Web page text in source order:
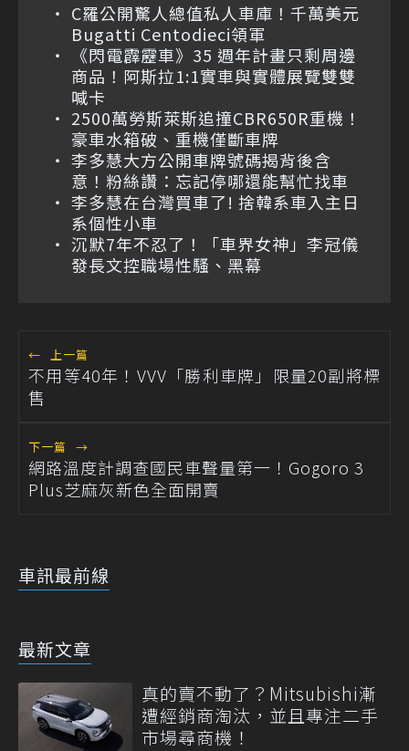
C羅公開驚人總值私人車庫！千萬美元
Bugatti Centodieci領軍
《閃電霹靂車》35 週年計畫只剩周邊
商品！阿斯拉1:1實車與實體展覽雙雙
喊卡
2500萬勞斯萊斯追撞CBR650R重機！
豪車水箱破、重機僅斷車牌
李多慧大方公開車牌號碼揭背後含
意！粉絲讚：忘記停哪還能幫忙找車
李多慧在台灣買車了! 捨韓系車入主日
系個性小車
沉默7年不忍了！「車界女神」李冠儀
發長文控職場性騷、黑幕
← 上一篇
不用等40年！VVV「勝利車牌」限量20副將標
售
下一篇 →
網路溫度計調查國民車聲量第一！Gogoro 3
Plus芝麻灰新色全面開賣
車訊最前線
最新文章
真的賣不動了？Mitsubishi漸
遭經銷商淘汰，並且專注二手
市場尋商機！